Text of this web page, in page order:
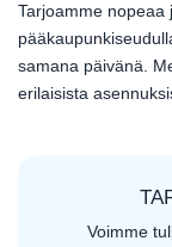
Tarjoamme nopeaa
samana päivänä.
erilaisista
Voimme